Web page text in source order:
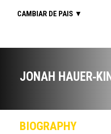
CAMBIAR DE PAIS ▼
JONAH
BIOGRAPHY